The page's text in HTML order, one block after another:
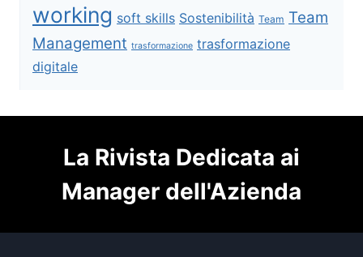
working soft skills Sostenibilità Team Team
Management trasformazione trasformazione
digitale
La Rivista Dedicata ai
Manager dell'Azienda